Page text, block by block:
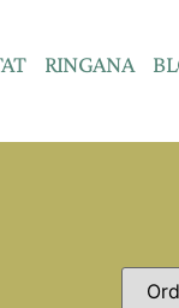
RINGANA